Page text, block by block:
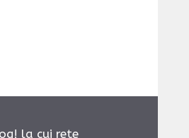
la cui rete